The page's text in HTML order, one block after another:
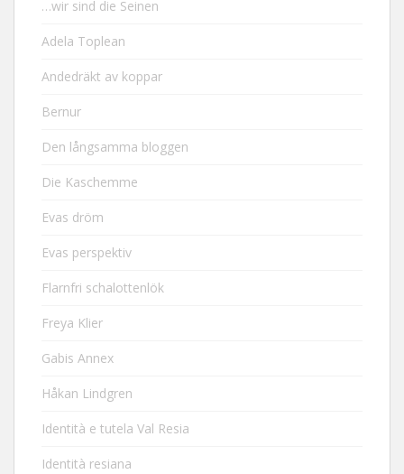
…wir sind die Seinen
Adela Toplean
Andedräkt av koppar
Bernur
Den långsamma bloggen
Die Kaschemme
Evas dröm
Evas perspektiv
Flarnfri schalottenlök
Freya Klier
Gabis Annex
Håkan Lindgren
Identità e tutela Val Resia
Identità resiana